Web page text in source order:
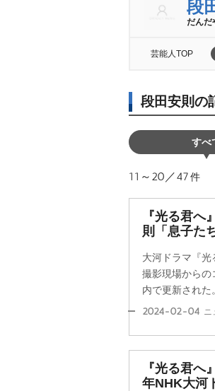
段
だんだ
芸能人TOP
段田安則の
すべ
11～20／47件
『光る君へ
則「息子た
大河ドラマ『
撮影現場からの
内で更新された
2024-02-04 ニ
『光る君
年NHK大河